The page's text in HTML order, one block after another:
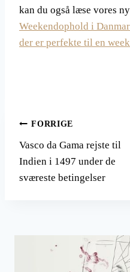
kan du også læse vores
Weekendophold i
der er perfekte til en
FORRIGE
Vasco da Gama rejste til
Indien i 1497 under de
sværeste betingelser